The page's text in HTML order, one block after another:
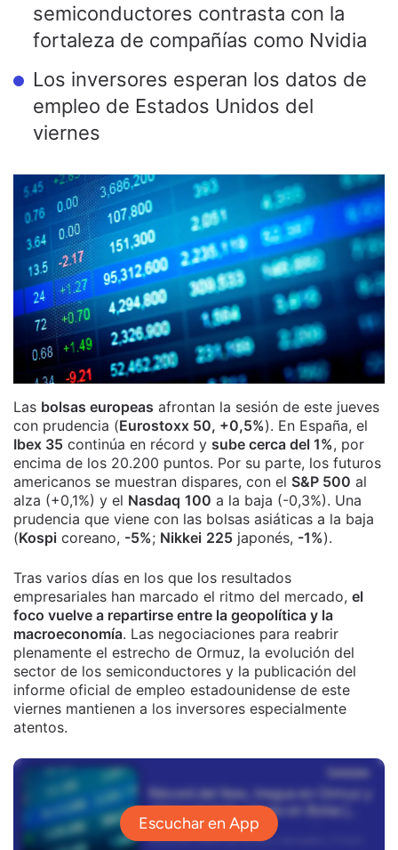
semiconductores contrasta con la
fortaleza de compañías como Nvidia
Los inversores esperan los datos de
empleo de Estados Unidos del
viernes
Las bolsas europeas afrontan la sesión de este jueves
con prudencia (Eurostoxx 50, +0,5%). En España, el
Ibex 35 continúa en récord y sube cerca del 1%, por
encima de los 20.200 puntos. Por su parte, los futuros
americanos se muestran dispares, con el S&P 500 al
alza (+0,1%) y el Nasdaq 100 a la baja (-0,3%). Una
prudencia que viene con las bolsas asiáticas a la baja
(Kospi coreano, -5%; Nikkei 225 japonés, -1%).
Tras varios días en los que los resultados
empresariales han marcado el ritmo del mercado, el
foco vuelve a repartirse entre la geopolítica y la
macroeconomía. Las negociaciones para reabrir
plenamente el estrecho de Ormuz, la evolución del
sector de los semiconductores y la publicación del
informe oficial de empleo estadounidense de este
viernes mantienen a los inversores especialmente
atentos.